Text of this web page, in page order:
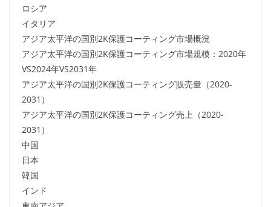
ロシア
イタリア
アジア太平洋の国別2K保護コーティング市場概況
アジア太平洋の国別2K保護コーティング市場規模：2020年
VS2024年VS2031年
アジア太平洋の国別2K保護コーティング販売量（2020-
2031）
アジア太平洋の国別2K保護コーティング売上（2020-
2031）
中国
日本
韓国
インド